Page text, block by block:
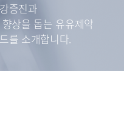
증진과
상을 돕는 유유제약
를 소개합니다.